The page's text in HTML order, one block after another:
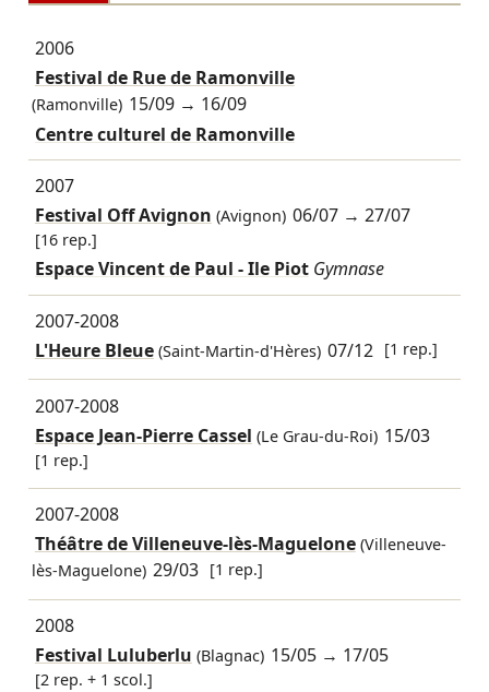
2006
Festival de Rue de Ramonville
(Ramonville) 15/09 → 16/09
Centre culturel de Ramonville
2007
Festival Off Avignon (Avignon) 06/07 →27/07
[16 rep.]
Espace Vincent de Paul - Ile Piot Gymnase
2007-2008
L'Heure Bleue(Saint-Martin-d'Hères) 07/12 [1 rep.]
2007-2008
Espace Jean-Pierre Cassel (Le Grau-du-Roi) 15/03
[1 rep.]
2007-2008
Théâtre de Villeneuve-lès-Maguelone(Villeneuve-
lès-Maguelone) 29/03 [1 rep.]
2008
Festival Luluberlu (Blagnac) 15/05 → 17/05
[2 rep. + 1 scol.]